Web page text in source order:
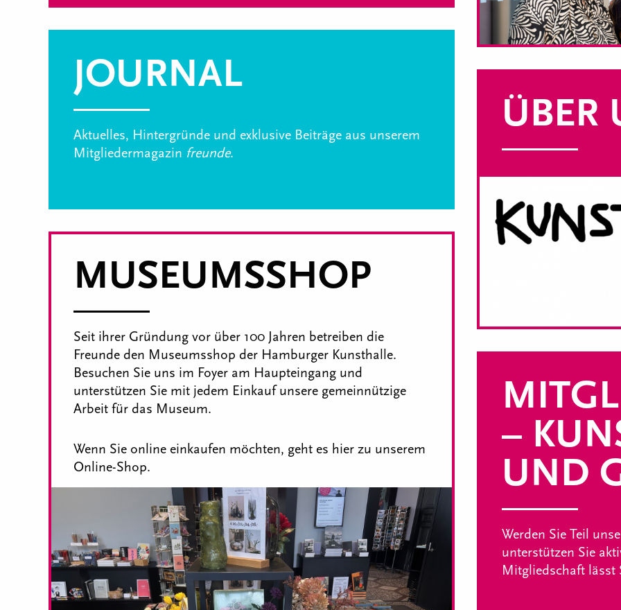
JOURNAL
Aktuelles, Hintergründe und exklusive Beiträge aus unserem
Mitgliedermagazin freunde.
MUSEUMSSHOP
Seit ihrer Gründung vor über 100 Jahren betreiben die
Freunde den Museumsshop der Hamburger Kunsthalle.
Besuchen Sie uns im Foyer am Haupteingang und
unterstützen Sie mit jedem Einkauf unsere gemeinnützige
Arbeit für das Museum.
Wenn Sie online einkaufen möchten, geht es hier zu unserem
Online-Shop.
ÜBER
–
UND
Werden Sie Teil
unterstützen Sie
Mitgliedschaft lässt